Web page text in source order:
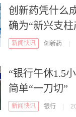
创新药凭什么
确为“新兴支柱
新闻快讯 创新药
“银行午休1.5
简单“一刀切”
新闻快讯 银行